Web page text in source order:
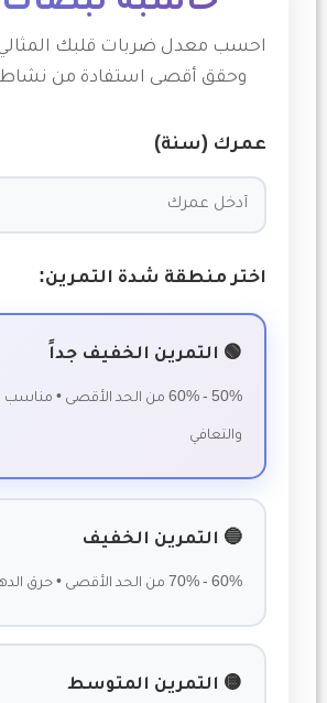
احسب معدل ضربات قلبك المثالي
وحقق أقصى استفادة من
عمرك (سنة)
اختر منطقة شدة التمرين:
🟢 التمرين الخفيف جداً
50% - 60% من الحد الأقصى •
والتعافي
🔵 التمرين الخفيف
60% - 70% من الحد الأقصى • حرق الدهون بكفاءة
🟡 التمرين المتوسط